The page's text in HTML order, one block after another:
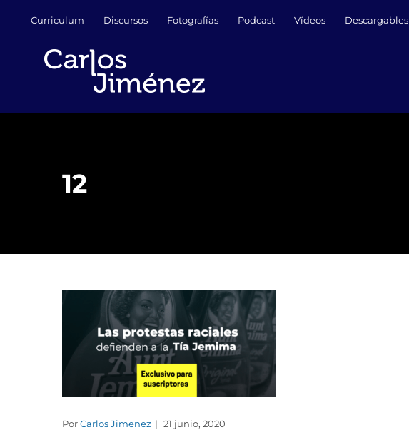
contenido
Curriculum Discursos Fotografías Podcast Vídeos Descargables
12
PorCarlos Jimenez | 21 junio, 2020